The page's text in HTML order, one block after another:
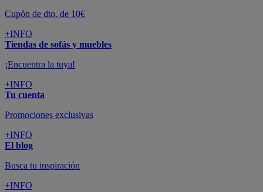
Cupón de dto. de 10€
+INFO
Tiendas de sofás y muebles
¡Encuentra la tuya!
+INFO
Tu cuenta
Promociones exclusivas
+INFO
El blog
Busca tu inspiración
+INFO